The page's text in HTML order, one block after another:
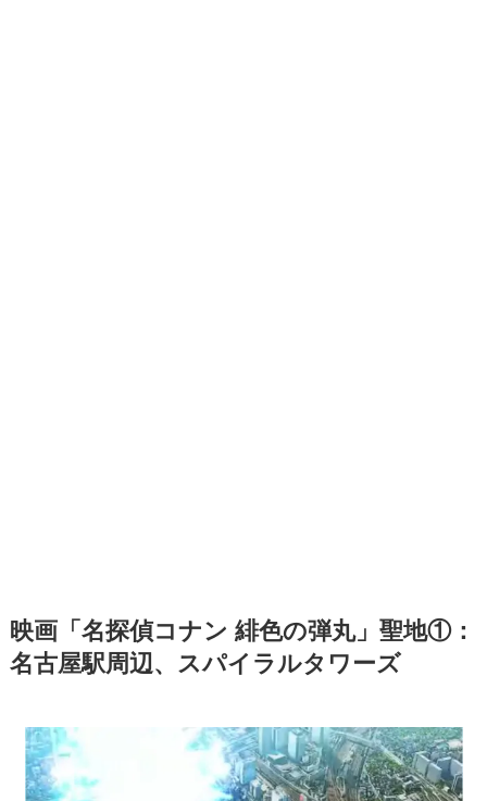
映画「名探偵コナン 緋色の弾丸」聖地①：
名古屋駅周辺、スパイラルタワーズ